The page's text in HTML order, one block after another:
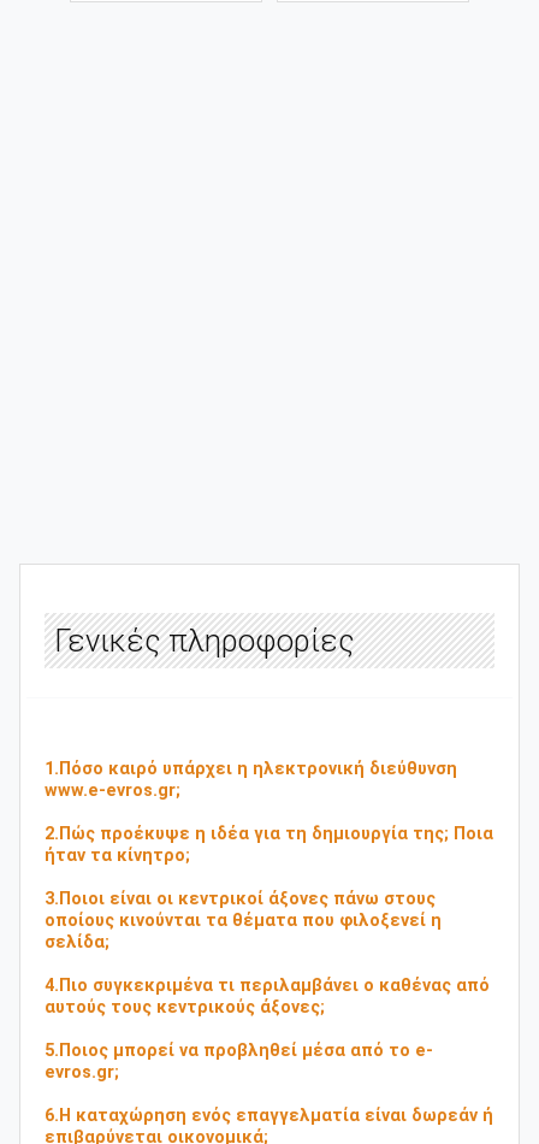
Γενικές πληροφορίες
1.Πόσο καιρό υπάρχει η ηλεκτρονική διεύθυνση
www.e-evros.gr;
2.Πώς προέκυψε η ιδέα για τη δημιουργία της; Ποια
ήταν τα κίνητρo;
3.Ποιοι είναι οι κεντρικοί άξονες πάνω στους
οποίους κινούνται τα θέματα που φιλοξενεί η
σελίδα;
4.Πιο συγκεκριμένα τι περιλαμβάνει ο καθένας από
αυτούς τους κεντρικούς άξονες;
5.Ποιος μπορεί να προβληθεί μέσα από το e-
evros.gr;
6.Η καταχώρηση ενός επαγγελματία είναι δωρεάν ή
επιβαρύνεται οικονομικά;